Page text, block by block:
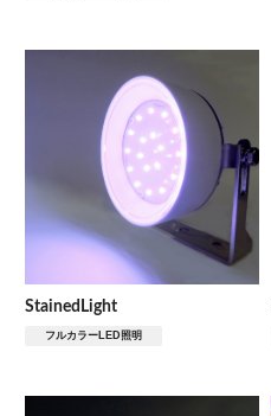
StainedLight
フルカラーLED照明